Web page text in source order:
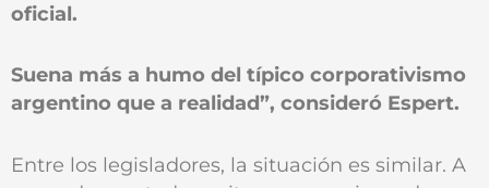
oficial.
Suena más a humo del típico corporativismo
argentino que a realidad”, consideró Espert.
Entre los legisladores, la situación es similar. A